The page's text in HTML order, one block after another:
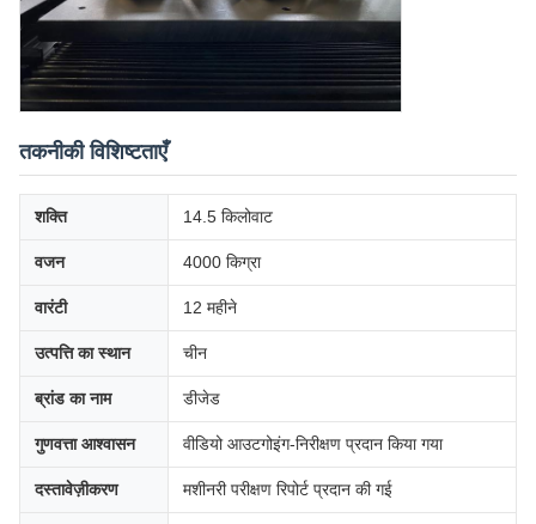
तकनीकी विशिष्टताएँ
शक्ति 14.5 किलोवाट
वजन 4000 किग्रा
वारंटी 12 महीने
उत्पत्ति का स्थान चीन
ब्रांड का नाम डीजेड
गुणवत्ता आश्वासन वीडियो आउटगोइंग-निरीक्षण प्रदान किया गया
दस्तावेज़ीकरण मशीनरी परीक्षण रिपोर्ट प्रदान की गई